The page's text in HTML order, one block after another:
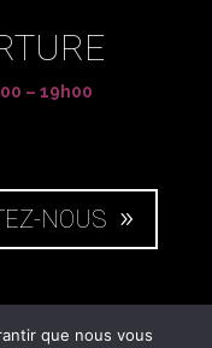
– 19h00
NOUS
que nous vous